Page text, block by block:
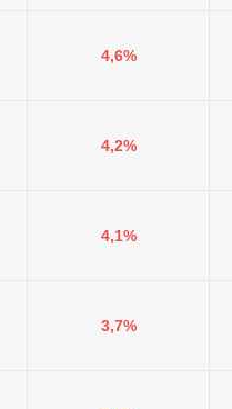
4,6%
4,2%
4,1%
3,7%